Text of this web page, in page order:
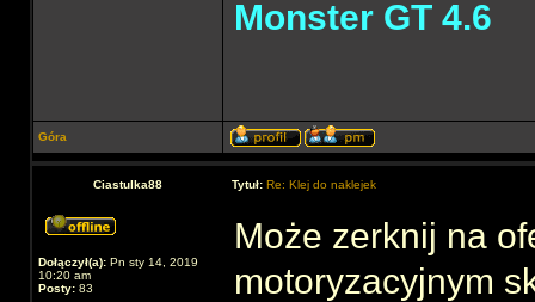
Monster GT 4.6
Góra
Ciastulka88 Tytuł: Re: Klej do naklejek
Dołączył(a): Pn sty 14, 2019
10:20 am
Posty: 83
Może zerknij na
motoryzacyjnym